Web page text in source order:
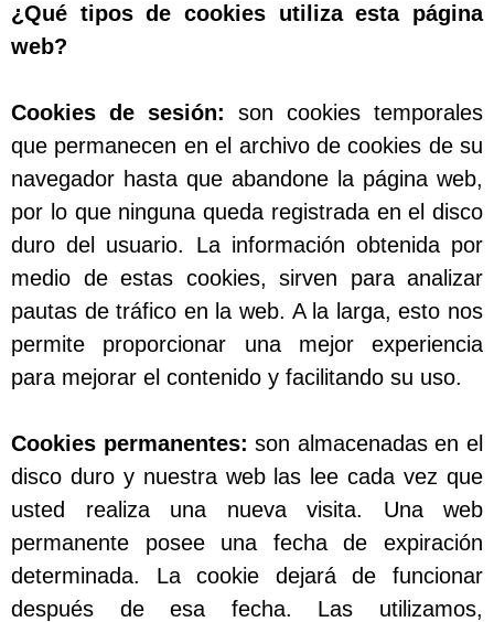
¿Qué tipos de cookies utiliza esta página
web?
Cookies de sesión: son cookies temporales
que permanecen en el archivo de cookies de su
navegador hasta que abandone la página web,
por lo que ninguna queda registrada en el disco
duro del usuario. La información obtenida por
medio de estas cookies, sirven para analizar
pautas de tráfico en la web. A la larga, esto nos
permite proporcionar una mejor experiencia
para mejorar el contenido y facilitando su uso.
Cookies permanentes: son almacenadas en el
disco duro y nuestra web las lee cada vez que
usted realiza una nueva visita. Una web
permanente posee una fecha de expiración
determinada. La cookie dejará de funcionar
después de esa fecha. Las utilizamos,